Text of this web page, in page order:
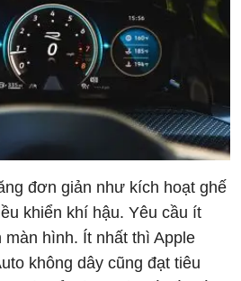
đơn giản như kích hoạt ghế
khiển khí hậu. Yêu cầu ít
màn hình. Ít nhất thì Apple
không dây cũng đạt tiêu